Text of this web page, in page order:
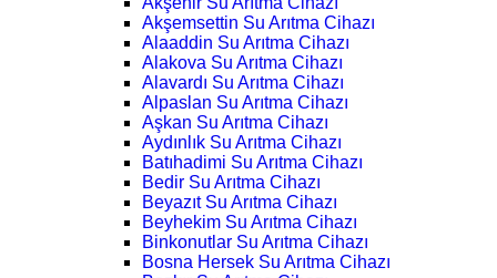
Akşemsettin Su Arıtma Cihazı
Alaaddin Su Arıtma Cihazı
Alakova Su Arıtma Cihazı
Alavardı Su Arıtma Cihazı
Alpaslan Su Arıtma Cihazı
Aşkan Su Arıtma Cihazı
Aydınlık Su Arıtma Cihazı
Batıhadimi Su Arıtma Cihazı
Bedir Su Arıtma Cihazı
Beyazıt Su Arıtma Cihazı
Beyhekim Su Arıtma Cihazı
Binkonutlar Su Arıtma Cihazı
Bosna Hersek Su Arıtma Cihazı